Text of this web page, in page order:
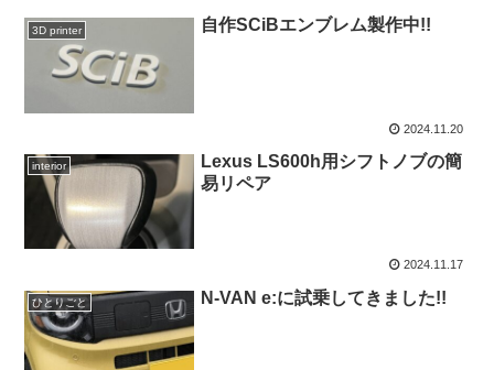
3D printer 自作SCiBエンブレム製作中!!
2024.11.20
interior
Lexus LS600h用シフトノブの簡
易リペア
2024.11.17
ひとりごと N-VAN e:に試乗してきました!!